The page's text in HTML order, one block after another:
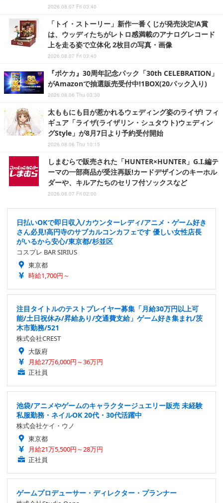
2026.08.07 Fri 03:40
「トイ・ストーリー」新作一番くじが発売決定!A賞
は、ウッディたちがレトロ感満載のアナログレコード
上を走る姿で立体化 2枚目の写真・画像
2026.08.07 Fri 03:40
『ポケカ』30周年記念パック「30th CELEBRATION」
がAmazonで抽選販売受付中!1BOX(20パック入り)
2026.08.06 Thu 03:30
太ももにも目が惹かれるウェディング姿のライザ! フィ
ギュア「ライザ(ライザリン・シュタウト)ウェディン
グStyle」が8月7日より予約受付開始
2026.08.06 Thu 10:15
しまむらで販売された「HUNTER×HUNTER」G.I.編テ
ーマの一部商品が受注再販!カードデザインのキーホル
ダーや、キルアたちのセリフ付ソックスなど
2026.08.07 Fri 02:00
日払いOKで即日収入/カウンターレディ/アニメ・ゲーム好き
さん必見!高円寺のサブカルコンカフェです 優しい女性店長
がいるから安心/東京都/杉並区
コスプレ BAR SIRIUS
東京都
時給1,700円～
注目タイトルのテストプレイヤー募集「月給30万円以上可
能/土日祝休み/昇給あり/交通費支給」ゲーム好き集まれ/茨
木市勤務/521
株式会社CREST
大阪府
月給27万6,000円～36万円
正社員
池袋/アニメやゲームのキャラクタージュエリー販売 未経験
私服勤務・ネイルOK 20代・30代活躍中
株式会社ケイ・ウノ
東京都
月給21万5,500円～28万円
正社員
ゲームプロデューサー・ディレクター・プランナー